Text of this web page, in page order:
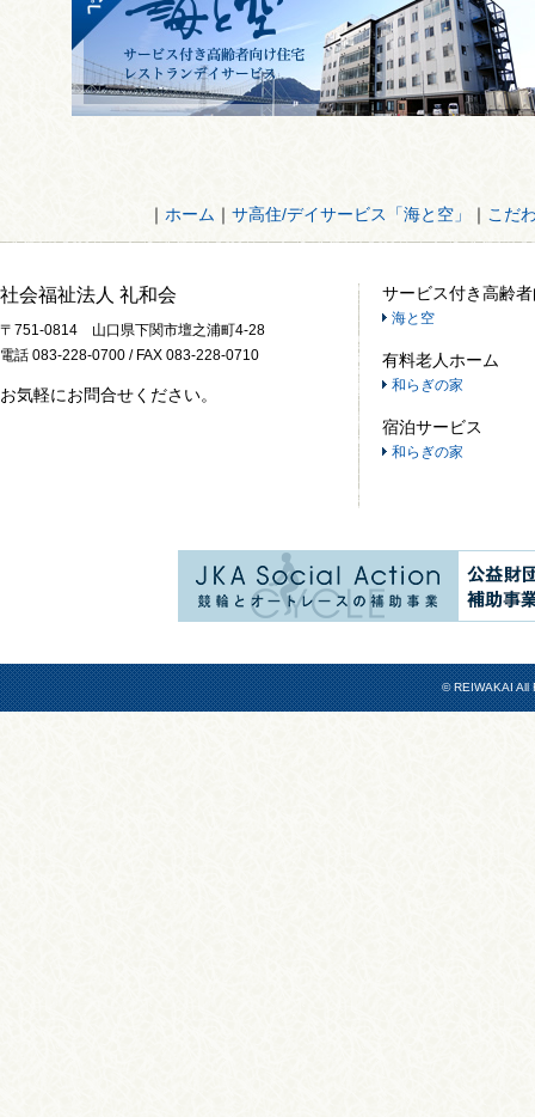
｜ ホーム ｜ サ高住/デイサービス「海と空」 ｜ こだ
社会福祉法人 礼和会
〒751-0814 山口県下関市壇之浦町4-28
電話 083-228-0700 / FAX 083-228-0710
お気軽にお問合せください。
サービス付き高齢
海と空
有料老人ホーム
和らぎの家
宿泊サービス
和らぎの家
© REIWAKAI All